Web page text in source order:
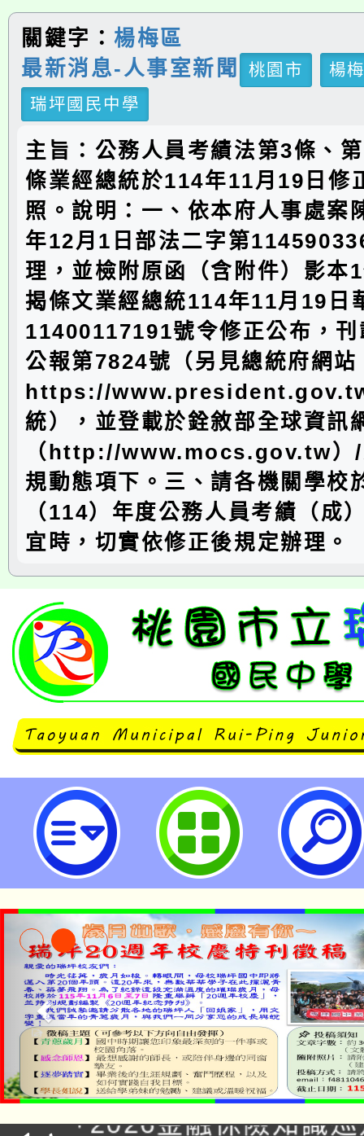
關鍵字： 楊梅區
最新消息-人事室新聞
桃園市
楊
瑞坪國民中學
主旨：公務人員考績法第3條、
條業經總統於114年11月19日修
照。說明：一、依本府人事處案
年12月1日部法二字第
理，並檢附原函（含附件）影本
揭條文業經總統114年11月19日
11400117191號令修正公布，
公報第7824號（另見總統府網站
https://
統），並登載於銓敘部全球資訊
（http://www.mocs.gov.tw）/
規動態項下。三、請各機關學校
（114）年度公務人員考績（成
宜時，切實依修正後規定辦理。
公務人員考績法第3條、第11條及
於114年11月19日修正公布-桃園
公告本校115學年度第
代理(課)教師甄選結果(
「2026金融保險知識